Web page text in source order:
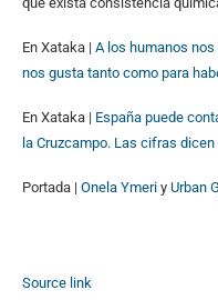
En Xataka | A los humanos
nos gusta tanto como para
En Xataka | España puede
la Cruzcampo. Las cifras
Portada | Onela Ymeri y Urban
Source link